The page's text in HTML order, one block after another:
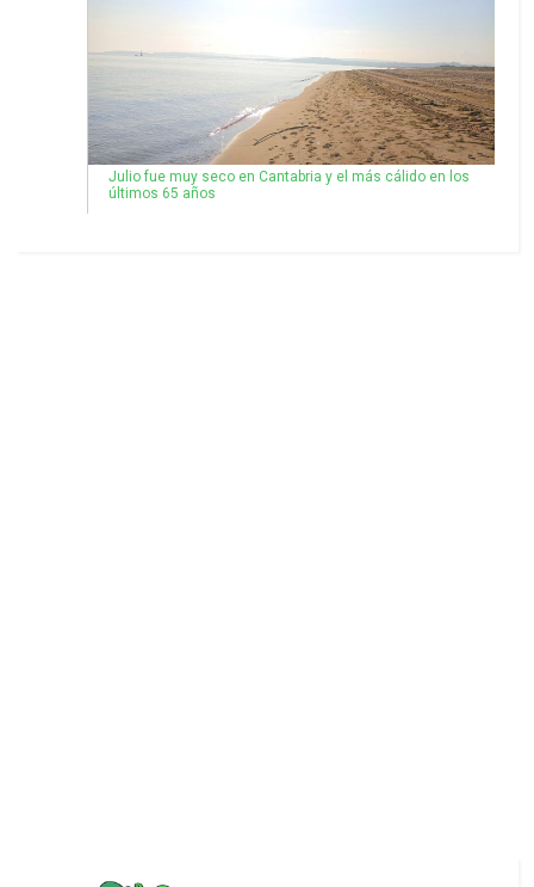
Julio fue muy seco en Cantabria y el más cálido en los
últimos 65 años